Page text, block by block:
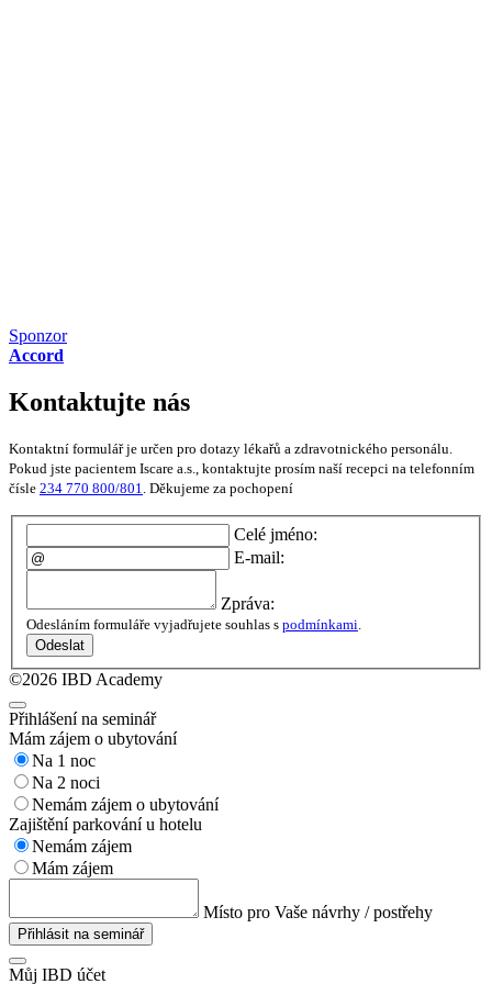
Sponzor
Accord
Kontaktujte nás
Kontaktní formulář je určen pro dotazy lékařů a zdravotnického personálu.
Pokud jste pacientem Iscare a.s., kontaktujte prosím naší recepci na telefonním
čísle 234 770 800/801. Děkujeme za pochopení
Celé jméno:
E-mail:
Zpráva:
Odesláním formuláře vyjadřujete souhlas s podmínkami.
Odeslat
©2026 IBD Academy
Přihlášení na seminář
Mám zájem o ubytování
Na 1 noc
Na 2 noci
Nemám zájem o ubytování
Zajištění parkování u hotelu
Nemám zájem
Mám zájem
Místo pro Vaše návrhy / postřehy
Přihlásit na seminář
Můj IBD účet